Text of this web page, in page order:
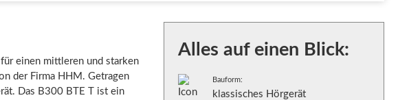
einen mittleren und starken
der Firma HHM. Getragen
Das B300 BTE T ist ein
Alles auf einen Blick:
Bauform:
klassisches Hörgerät